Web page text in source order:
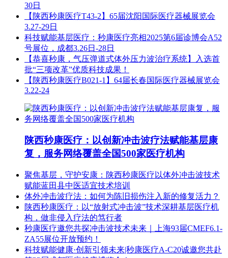
30日
【陕西秒康医疗T43-2】65届沈阳国际医疗器械展览会
3.27-29日
科技赋能基层医疗：秒康医疗亮相2025第6届诊博会A52
号展位，成都3.26日-28日
【恭喜秒康，气压弹道式体外压力波治疗系统】入选首
批“三项改革”优质科技成果！
【陕西秒康医疗B021-1】64届长春国际医疗器械展览会
3.22-24
陕西秒康医疗：以创新冲击波疗法赋能基层康
复，服务网络覆盖全国500家医疗机构
聚焦基层，守护安康：陕西秒康医疗以体外冲击波技术
赋能蓝田县中医适宜技术培训
体外冲击波疗法：如何为陈旧损伤注入新的修复活力？
陕西秒康医疗：以“放射式冲击波”技术深耕基层医疗机
构，做非侵入疗法的笃行者
秒康医疗邀您共探冲击波技术未来｜上海93届CMEF6.1-
ZA55展位开放预约！
科技赋能健康·创新引领未来|秒康医疗A-C20诚邀您共赴